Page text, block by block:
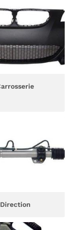
Direction